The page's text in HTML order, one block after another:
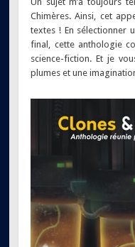
Chimères. Ainsi, cet
textes ! En sélectionner
final, cette anthologie
science-fiction. Et je
plumes et une